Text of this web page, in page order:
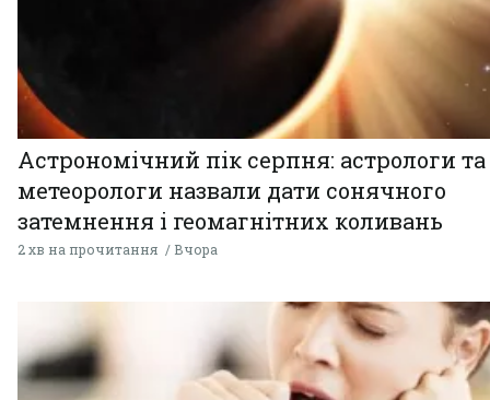
Астрономічний пік серпня: астрологи та
метеорологи назвали дати сонячного
затемнення і геомагнітних коливань
2 хв на прочитання Вчора